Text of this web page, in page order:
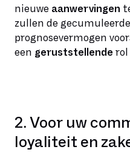
nieuwe aanwervingen
zullen de
prognosevermogen
een geruststellende rol
2. Voor uw
loyaliteit en